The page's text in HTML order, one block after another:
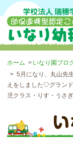
ホーム
いなり園ブロ
5月になり、丸山先
えをしました♡グラン
児クラス・りす・うさ